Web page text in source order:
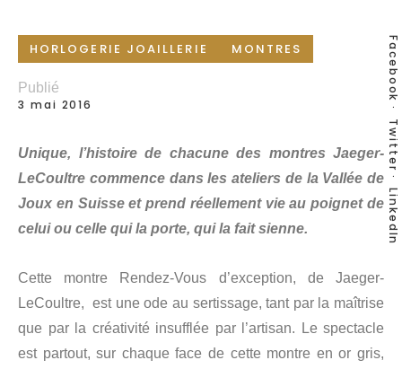
Facebook
Twitter
LinkedIn
HORLOGERIE JOAILLERIE MONTRES
Publié
3 mai 2016
Unique, l’histoire de chacune des montres Jaeger-
LeCoultre commence dans les ateliers de la Vallée de
Joux en Suisse et prend réellement vie au poignet de
celui ou celle qui la porte, qui la fait sienne.
Cette montre Rendez-Vous d’exception, de Jaeger-
LeCoultre, est une ode au sertissage, tant par la maîtrise
que par la créativité insufflée par l’artisan. Le spectacle
est partout, sur chaque face de cette montre en or gris,